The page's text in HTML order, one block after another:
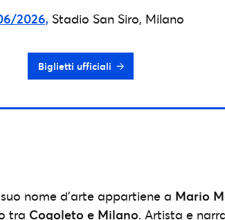
2026, Stadio San Siro, Milano
Biglietti ufficiali
nome d’arte appartiene a Mario
tra Cogoleto e Milano. Artista e